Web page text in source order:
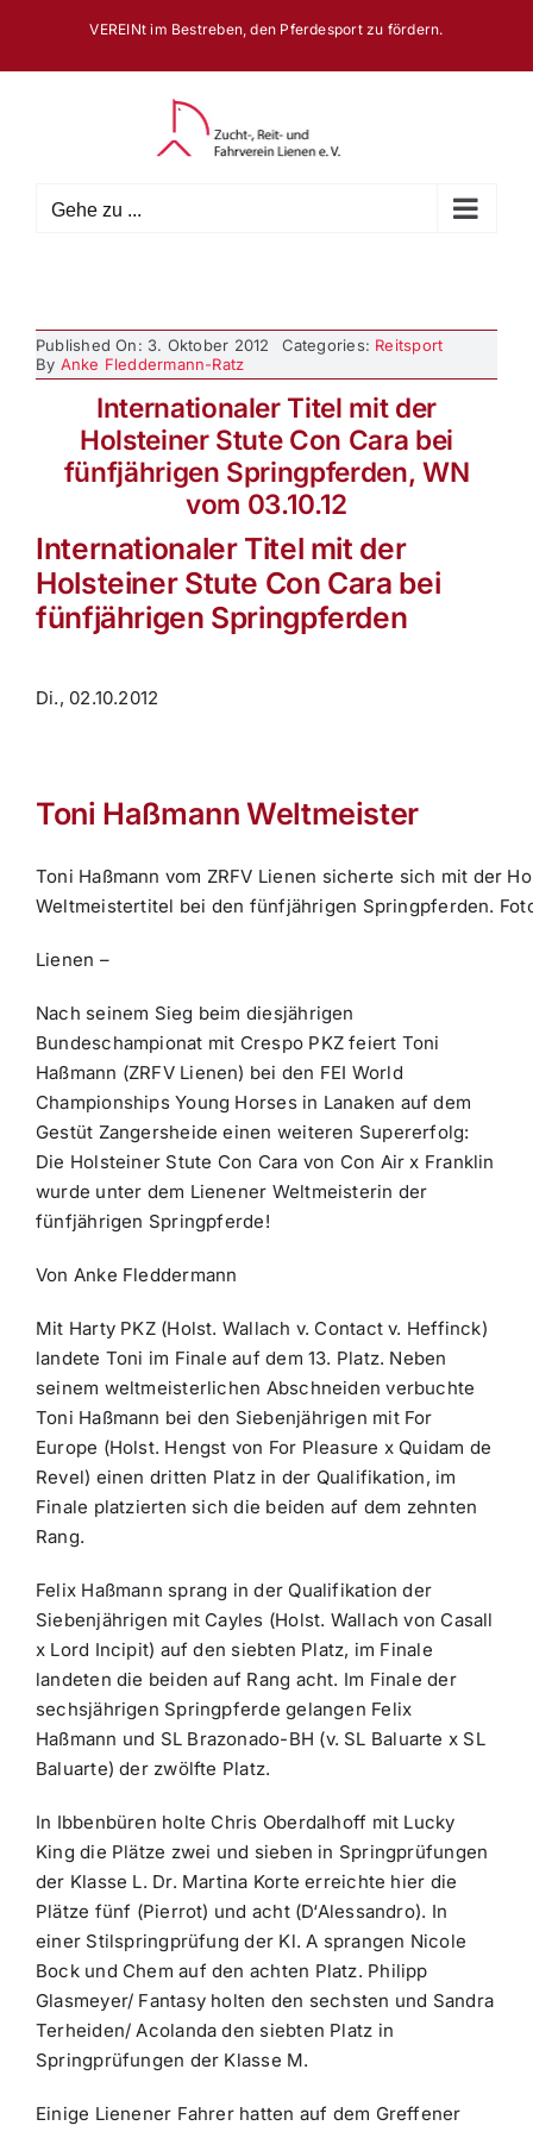
springen
VEREINt im Bestreben, den Pferdesport zu fördern.
Gehe zu ...
Published On: 3. Oktober 2012 Categories: Reitsport
By Anke Fleddermann-Ratz
Internationaler Titel mit der
Holsteiner Stute Con Cara bei
fünfjährigen Springpferden, WN
vom 03.10.12
Internationaler Titel mit der
Holsteiner Stute Con Cara bei
fünfjährigen Springpferden
Di., 02.10.2012
Toni Haßmann Weltmeister
Toni Haßmann vom ZRFV Lienen sicherte sich mit der
Weltmeistertitel bei den fünfjährigen Springpferden.
Lienen –
Nach seinem Sieg beim diesjährigen
Bundeschampionat mit Crespo PKZ feiert Toni
Haßmann (ZRFV Lienen) bei den FEI World
Championships Young Horses in Lanaken auf dem
Gestüt Zangersheide einen weiteren Supererfolg:
Die Holsteiner Stute Con Cara von Con Air x Franklin
wurde unter dem Lienener Weltmeisterin der
fünfjährigen Springpferde!
Von Anke Fleddermann
Mit Harty PKZ (Holst. Wallach v. Contact v. Heffinck)
landete Toni im Finale auf dem 13. Platz. Neben
seinem weltmeisterlichen Abschneiden verbuchte
Toni Haßmann bei den Siebenjährigen mit For
Europe (Holst. Hengst von For Pleasure x Quidam de
Revel) einen dritten Platz in der Qualifikation, im
Finale platzierten sich die beiden auf dem zehnten
Rang.
Felix Haßmann sprang in der Qualifikation der
Siebenjährigen mit Cayles (Holst. Wallach von Casall
x Lord Incipit) auf den siebten Platz, im Finale
landeten die beiden auf Rang acht. Im Finale der
sechsjährigen Springpferde gelangen Felix
Haßmann und SL Brazonado-BH (v. SL Baluarte x SL
Baluarte) der zwölfte Platz.
In Ibbenbüren holte Chris Oberdalhoff mit Lucky
King die Plätze zwei und sieben in Springprüfungen
der Klasse L. Dr. Martina Korte erreichte hier die
Plätze fünf (Pierrot) und acht (D‘Alessandro). In
einer Stilspringprüfung der Kl. A sprangen Nicole
Bock und Chem auf den achten Platz. Philipp
Glasmeyer/ Fantasy holten den sechsten und Sandra
Terheiden/ Acolanda den siebten Platz in
Springprüfungen der Klasse M.
Einige Lienener Fahrer hatten auf dem Greffener